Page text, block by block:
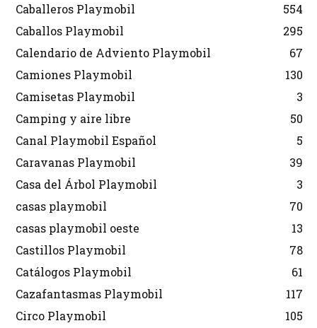
Caballeros Playmobil
554
Caballos Playmobil
295
Calendario de Adviento Playmobil
67
Camiones Playmobil
130
Camisetas Playmobil
3
Camping y aire libre
50
Canal Playmobil Español
5
Caravanas Playmobil
39
Casa del Árbol Playmobil
3
casas playmobil
70
casas playmobil oeste
13
Castillos Playmobil
78
Catálogos Playmobil
61
Cazafantasmas Playmobil
117
Circo Playmobil
105